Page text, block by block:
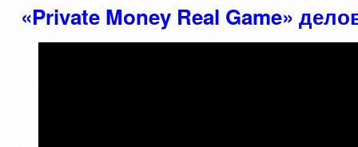
«Private Money Real Game»